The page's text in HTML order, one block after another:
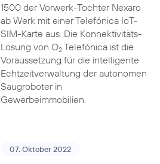
1500 der Vorwerk-Tochter Nexaro
ab Werk mit einer Telefónica IoT-
SIM-Karte aus. Die Konnektivitäts-
Lösung von O2Telefónica ist die
Voraussetzung für die intelligente
Echtzeitverwaltung der autonomen
Saugroboter in
Gewerbeimmobilien.
07. Oktober 2022